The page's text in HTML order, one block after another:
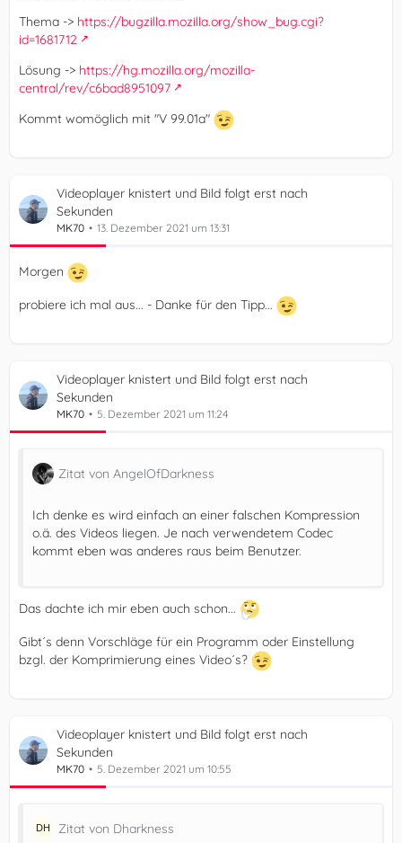
Thema -> https://bugzilla.mozilla.org/show_bug.cgi?
id=1681712
Lösung -> https://hg.mozilla.org/mozilla-
central/rev/c6bad8951097
Kommt womöglich mit "V 99.01a"
Videoplayer knistert und Bild folgt erst nach
Sekunden
MK70 13. Dezember 2021 um 13:31
Morgen
probiere ich mal aus... - Danke für den Tipp...
Videoplayer knistert und Bild folgt erst nach
Sekunden
MK70 5. Dezember 2021 um 11:24
Zitat von AngelOfDarkness
Ich denke es wird einfach an einer falschen Kompression
o.ä. des Videos liegen. Je nach verwendetem Codec
kommt eben was anderes raus beim Benutzer.
Das dachte ich mir eben auch schon...
Gibt´s denn Vorschläge für ein Programm oder Einstellung
bzgl. der Komprimierung eines Video´s?
Videoplayer knistert und Bild folgt erst nach
Sekunden
MK70 5. Dezember 2021 um 10:55
Zitat von Dharkness